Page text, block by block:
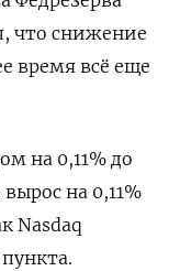
что снижение
время всё еще
на 0,11% до
вырос на 0,11%
​Nasdaq